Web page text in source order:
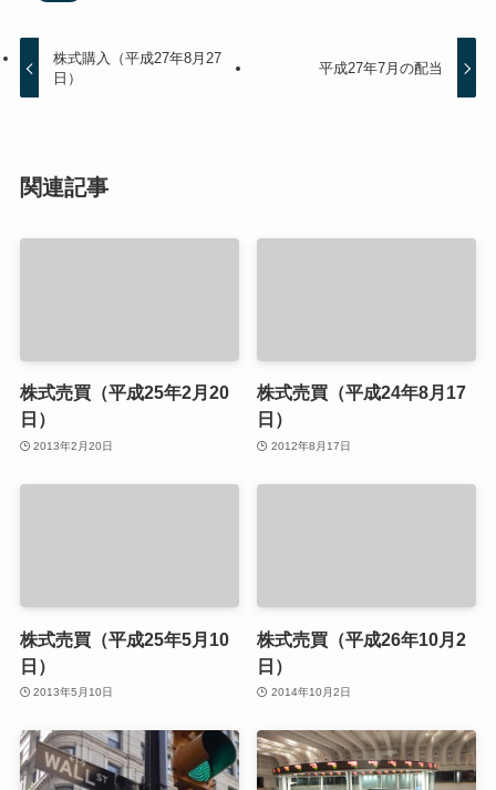
株式購入（平成27年8月27
日）
平成27年7月の配当
関連記事
株式売買（平成25年2月20
日）
2013年2月20日
株式売買（平成24年8月17
日）
2012年8月17日
株式売買（平成25年5月10
日）
2013年5月10日
株式売買（平成26年10月2
日）
2014年10月2日